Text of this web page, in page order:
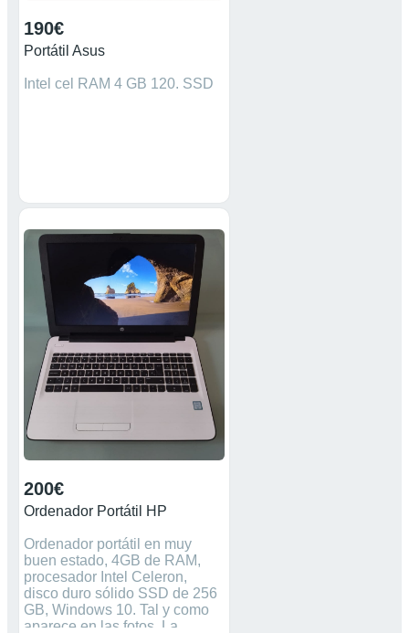
190€
Portátil Asus
Intel cel RAM 4 GB 120. SSD
200€
Ordenador Portátil HP
Ordenador portátil en muy
buen estado, 4GB de RAM,
procesador Intel Celeron,
disco duro sólido SSD de 256
GB, Windows 10. Tal y como
aparece en las fotos. La